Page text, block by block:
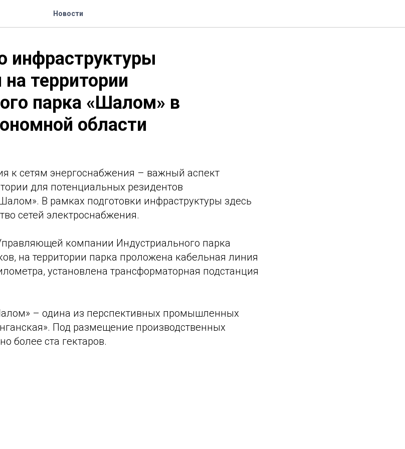
Новости
инфраструктуры
территории
парка «Шалом» в
области
к сетям энергоснабжения – важный аспект
для потенциальных резидентов
В рамках подготовки инфраструктуры здесь
сетей электроснабжения.
компании Индустриального парка
на территории парка проложена кабельная линия
установлена трансформаторная подстанция
– одина из перспективных промышленных
Под размещение производственных
более ста гектаров.